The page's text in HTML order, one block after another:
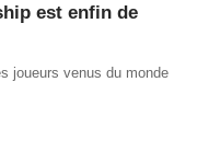
est enfin de
joueurs venus du monde